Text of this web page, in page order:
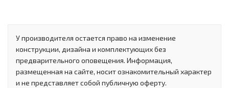
У производителя остается право на изменение
конструкции, дизайна и комплектующих без
предварительного оповещения. Информация,
размещенная на сайте, носит ознакомительный характер
и не представляет собой публичную оферту.